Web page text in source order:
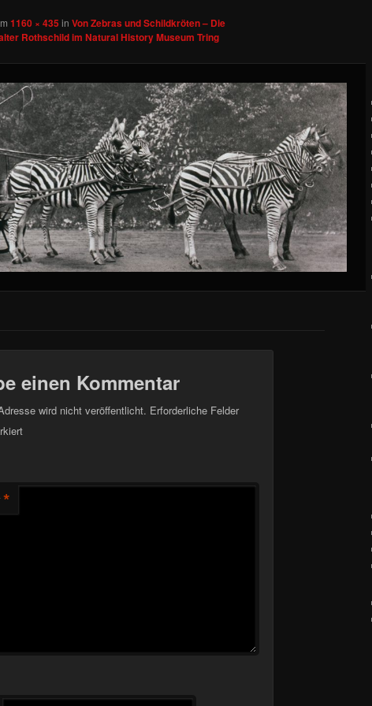
1160 × 435 in Von Zebras und Schildkröten – Die
Rothschild im Natural History Museum Tring
einen Kommentar
wird nicht veröffentlicht. Erforderliche Felder
*